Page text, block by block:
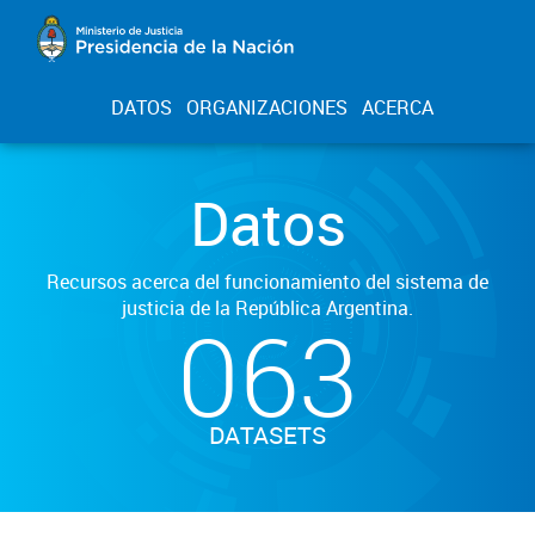
DATOS ORGANIZACIONES ACERCA
Datos
Recursos acerca del funcionamiento del sistema de
justicia de la República Argentina.
063
DATASETS